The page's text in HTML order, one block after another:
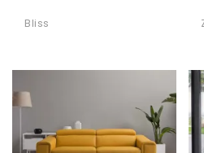
Bliss